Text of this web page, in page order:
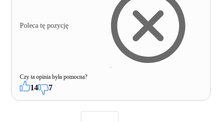
Poleca tę pozycję
Czy ta opinia była pomocna?
14 7